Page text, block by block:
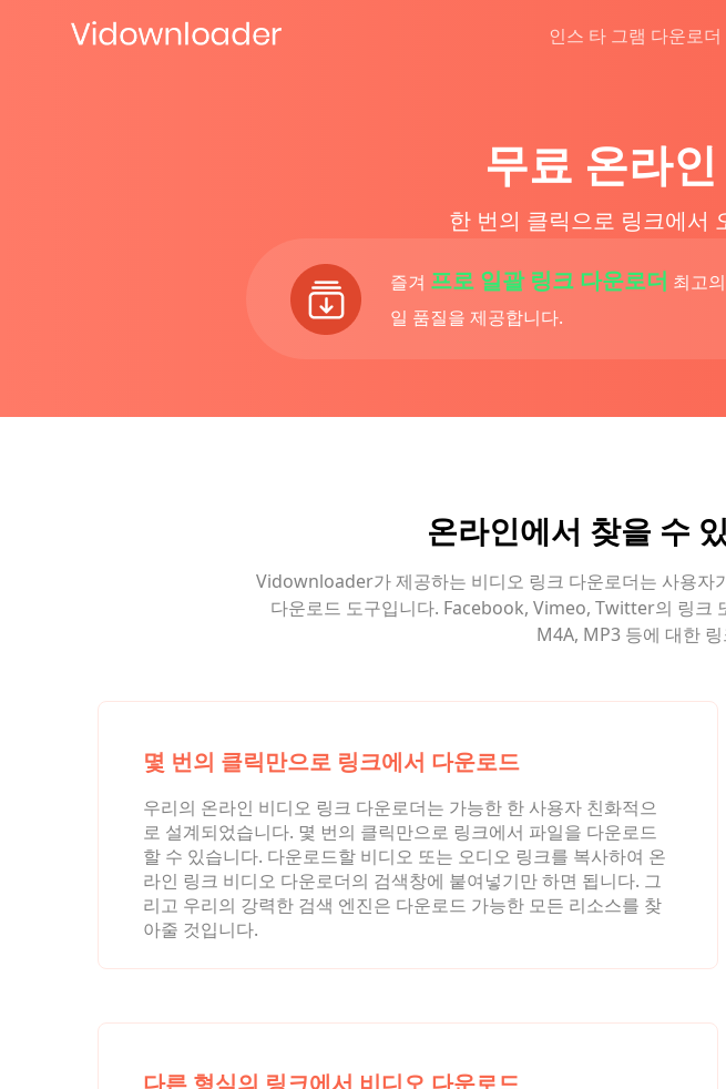
인스 타 그램 다운로더
무료 온라
한 번의 클릭으로 링크에서
즐겨 프로 일괄 링크 다운로더 최고
일 품질을 제공합니다.
온라인에서 찾을 수
Vidownloader가 제공하는 비디오 링크 다운로더는 사용자
다운로드 도구입니다. Facebook, Vimeo, Twitter의 링크
M4A, MP3 등에 대한
몇 번의 클릭만으로 링크에서 다운로드
우리의 온라인 비디오 링크 다운로더는 가능한 한 사용자 친화적으
로 설계되었습니다. 몇 번의 클릭만으로 링크에서 파일을 다운로드
할 수 있습니다. 다운로드할 비디오 또는 오디오 링크를 복사하여 온
라인 링크 비디오 다운로더의 검색창에 붙여넣기만 하면 됩니다. 그
리고 우리의 강력한 검색 엔진은 다운로드 가능한 모든 리소스를 찾
아줄 것입니다.
다른 형식의 링크에서 비디오 다운로드